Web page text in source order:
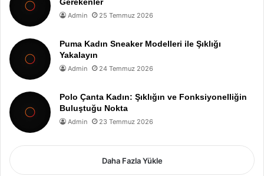
Admin 25 Temmuz 2026
Puma Kadın Sneaker Modelleri ile Şıklığı
Yakalayın
Admin 24 Temmuz 2026
Polo Çanta Kadın: Şıklığın ve Fonksiyonelliğin
Buluştuğu Nokta
Admin 23 Temmuz 2026
Daha Fazla Yükle